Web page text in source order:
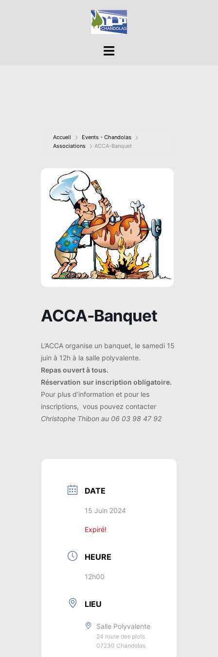
Ouvrir/fermer
Accueil
Events - Chandolas
Associations
ACCA-Banquet
ACCA-Banquet
L’ACCA organise un banquet, le samedi 15
juin à 12h à la salle polyvalente.
Repas ouvert à tous.
Réservation sur inscription obligatoire.
Pour plus d’information et pour les
inscriptions, vous pouvez contacter
Christophe Thibon au 06 03 98 47 92
DATE
15 Juin 2024
Expiré!
HEURE
12h00
LIEU
Salle Polyvalente
24 route des plots
07230 Chandolas